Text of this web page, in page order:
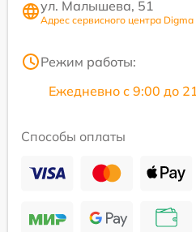
ул. Малышева, 51
Адрес сервисного центра Digma
Режим работы:
Ежедневно с 9:00 до
Способы оплаты